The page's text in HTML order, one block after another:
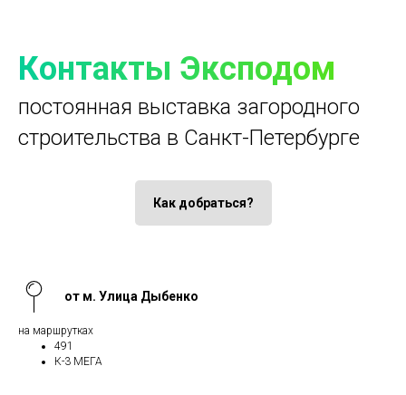
Контакты Эксподом
постоянная выставка загородного
строительства в Санкт-Петербурге
Как добраться?
от м. Улица Дыбенко
на маршрутках
491
К-3 МЕГА